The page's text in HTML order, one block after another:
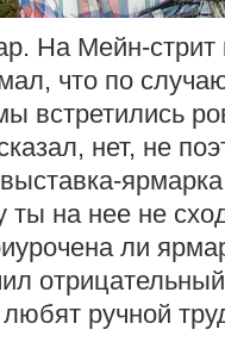
На Мейн-стрит
что по
встретились
нет, не
ты на нее не
ли
ручной